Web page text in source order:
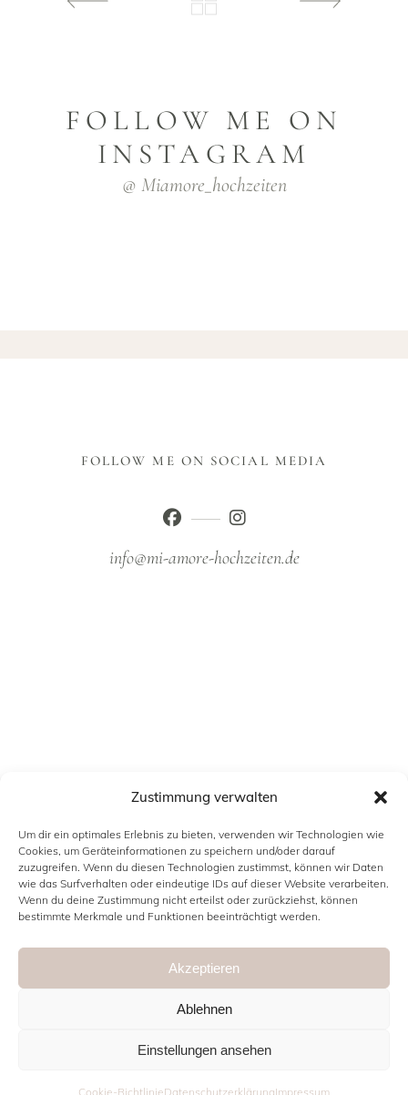
Zustimmung verwalten
Um dir ein optimales Erlebnis zu bieten, verwenden wir Technologien wie
Cookies, um Geräteinformationen zu speichern und/oder darauf
zuzugreifen. Wenn du diesen Technologien zustimmst, können wir Daten
wie das Surfverhalten oder eindeutige IDs auf dieser Website verarbeiten.
Wenn du deine Zustimmung nicht erteilst oder zurückziehst, können
bestimmte Merkmale und Funktionen beeinträchtigt werden.
Akzeptieren
Ablehnen
Einstellungen ansehen
Cookie-RichtlinieDatenschutzerklärungImpressum
FOLLOW ME ON
INSTAGRAM
@ Miamore_hochzeiten
FOLLOW ME ON SOCIAL MEDIA
info@mi-amore-hochzeiten.de
INFORMATIONEN
Kontakt
Impressum
Datenschutzerklärung